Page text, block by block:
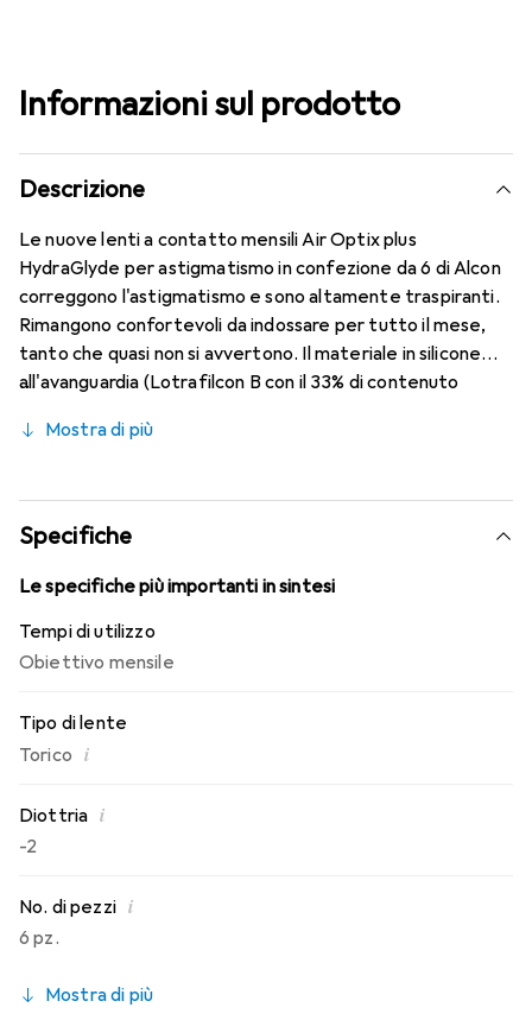
Informazioni sul prodotto
Descrizione
Le nuove lenti a contatto mensili Air Optix plus
HydraGlyde per astigmatismo in confezione da 6 di Alcon
correggono l'astigmatismo e sono altamente traspiranti.
Rimangono confortevoli da indossare per tutto il mese,
tanto che quasi non si avvertono. Il materiale in silicone
all'avanguardia (Lotrafilcon B con il 33% di contenuto
Moisture Matrix e la nota tecnologia SmartShield,
conosci. Comfort e assenza di fastidi durante tutto il
giorno con queste lenti mensili.
Mostra di più
Specifiche
Le specifiche più importanti in sintesi
Tempi di utilizzo
Obiettivo mensile
Tipo di lente
Torico i
Diottria i
-2
No. di pezzi i
6 pz.
Mostra di più